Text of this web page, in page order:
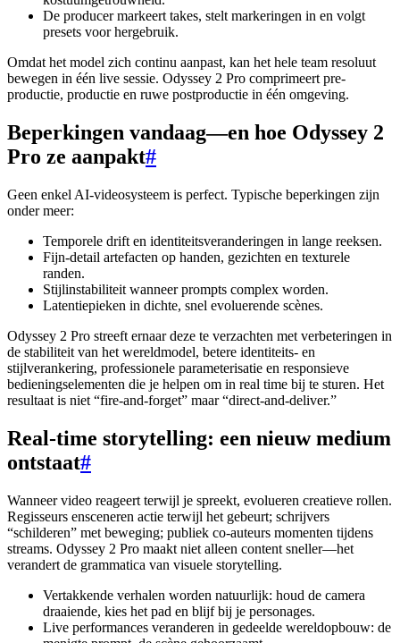
De producer markeert takes, stelt markeringen in en volgt
presets voor hergebruik.
Omdat het model zich continu aanpast, kan het hele team resoluut
bewegen in één live sessie. Odyssey 2 Pro comprimeert pre-
productie, productie en ruwe postproductie in één omgeving.
Beperkingen vandaag—en hoe Odyssey 2
Pro ze aanpakt#
Geen enkel AI-videosysteem is perfect. Typische beperkingen zijn
onder meer:
Temporele drift en identiteitsveranderingen in lange reeksen.
Fijn-detail artefacten op handen, gezichten en texturele
randen.
Stijlinstabiliteit wanneer prompts complex worden.
Latentiepieken in dichte, snel evoluerende scènes.
Odyssey 2 Pro streeft ernaar deze te verzachten met verbeteringen in
de stabiliteit van het wereldmodel, betere identiteits- en
stijlverankering, professionele parameterisatie en responsieve
bedieningselementen die je helpen om in real time bij te sturen. Het
resultaat is niet “fire-and-forget” maar “direct-and-deliver.”
Real-time storytelling: een nieuw medium
ontstaat#
Wanneer video reageert terwijl je spreekt, evolueren creatieve rollen.
Regisseurs ensceneren actie terwijl het gebeurt; schrijvers
“schilderen” met beweging; publiek co-auteurs momenten tijdens
streams. Odyssey 2 Pro maakt niet alleen content sneller—het
verandert de grammatica van visuele storytelling.
Vertakkende verhalen worden natuurlijk: houd de camera
draaiende, kies het pad en blijf bij je personages.
Live performances veranderen in gedeelde wereldopbouw: de